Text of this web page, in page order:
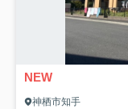
NEW
神栖市知手